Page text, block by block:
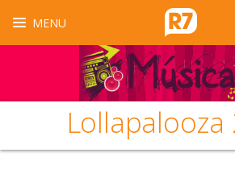
MENU
Lollapalooza